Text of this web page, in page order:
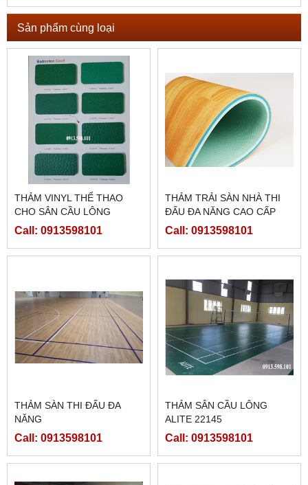
Sản phẩm cùng loại
THẢM VINYL THỂ THAO
CHO SÂN CẦU LÔNG
Call: 0913598101
THẢM TRẢI SÀN NHÀ THI
ĐẤU ĐA NĂNG CAO CẤP
Call: 0913598101
THẢM SÀN THI ĐẤU ĐA
NĂNG
Call: 0913598101
THẢM SÂN CẦU LÔNG
ALITE 22145
Call: 0913598101